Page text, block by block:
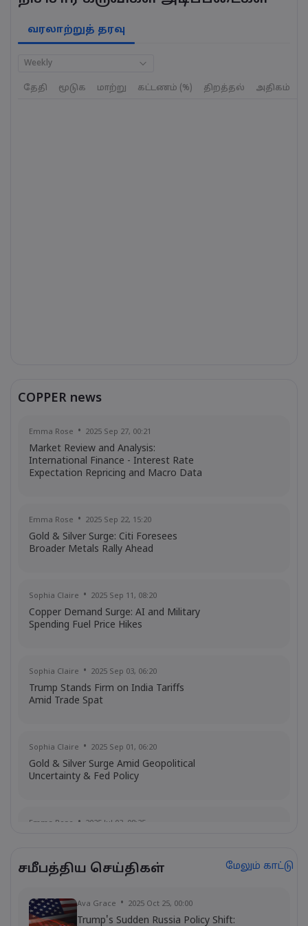
வரலாற்றுத் தரவு
Weekly
தேதி மூடுக மாற்று கட்டணம் (%) திறத்தல் அதிகம்
COPPER news
Emma Rose 2025 Sep 27, 00:21
Market Review and Analysis:
International Finance - Interest Rate
Expectation Repricing and Macro Data
Emma Rose 2025 Sep 22, 15:20
Gold & Silver Surge: Citi Foresees
Broader Metals Rally Ahead
Sophia Claire 2025 Sep 11, 08:20
Copper Demand Surge: AI and Military
Spending Fuel Price Hikes
Sophia Claire 2025 Sep 03, 06:20
Trump Stands Firm on India Tariffs
Amid Trade Spat
Sophia Claire 2025 Sep 01, 06:20
Gold & Silver Surge Amid Geopolitical
Uncertainty & Fed Policy
Emma Rose 2025 Jul 03, 08:35
Ava Grace 2025 Jul 03, 08:35
AI Podcast: Fresh Insights on Fed Rate
சமீபத்திய செய்திகள் மேலும் காட்டு
Ava Grace 2025 Oct 25, 00:00
Trump's Sudden Russia Policy Shift: